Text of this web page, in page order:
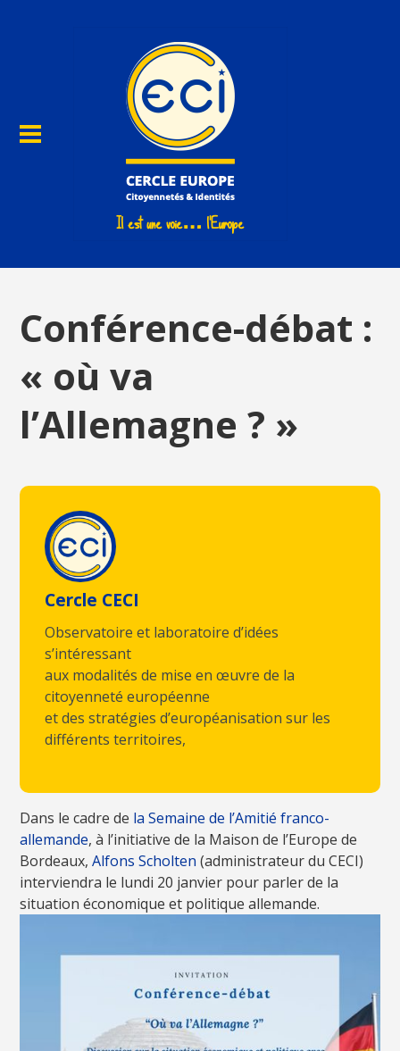
Conférence-débat :
« où va
l’Allemagne ? »
Cercle CECI
Observatoire et laboratoire d’idées
s’intéressant
aux modalités de mise en œuvre de la
citoyenneté européenne
et des stratégies d’européanisation sur les
différents territoires,
Dans le cadre de la Semaine de l’Amitié franco-
allemande, à l’initiative de la Maison de l’Europe de
Bordeaux,Alfons Scholten (administrateur du CECI)
interviendra le lundi 20 janvier pour parler de la
situation économique et politique allemande.